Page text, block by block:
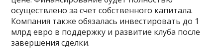
осуществлено за счет собственного капитала.
Компания также обязалась инвестировать до 1
млрд евро в поддержку и развитие клуба после
завершения сделки.